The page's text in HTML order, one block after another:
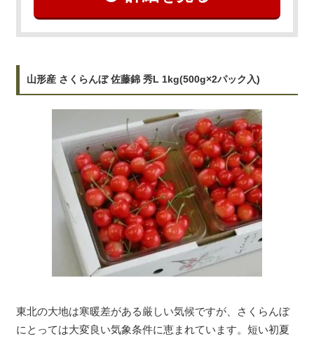
山形産 さくらんぼ 佐藤錦 秀L 1kg(500g×2パック入)
東北の大地は寒暖差がある厳しい気候ですが、さくらんぼ
にとっては大変良い気象条件に恵まれています。短い初夏